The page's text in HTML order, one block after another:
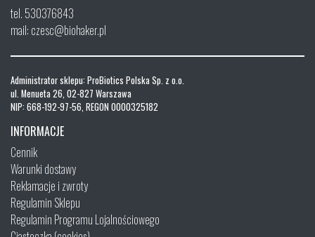
tel. 530376843
mail: czesc@biohaker.pl
Administrator sklepu: ProBiotics Polska Sp. z o.o.
ul. Menueta 26, 02-827 Warszawa
NIP: 668-192-97-56, REGON 0000325182
INFORMACJE
Cennik
Warunki dostawy
Reklamacje i zwroty
Regulamin Sklepu
Regulamin Programu Lojalnościowego